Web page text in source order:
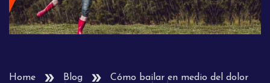
Home Blog Cómo bailar en medio del dolor